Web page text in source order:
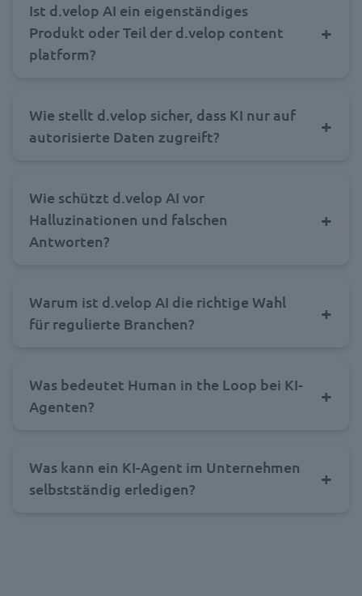
Ist d.velop AI ein eigenständiges
Produkt oder Teil der d.velop content
platform?
Wie stellt d.velop sicher, dass KI nur auf
autorisierte Daten zugreift?
Wie schützt d.velop AI vor
Halluzinationen und falschen
Antworten?
Warum ist d.velop AI die richtige Wahl
für regulierte Branchen?
Was bedeutet Human in the Loop bei KI-
Agenten?
Was kann ein KI-Agent im Unternehmen
selbstständig erledigen?